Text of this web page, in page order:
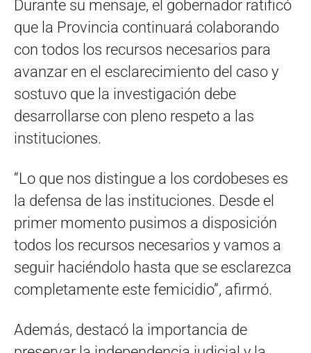
Durante su mensaje, el gobernador ratificó
que la Provincia continuará colaborando
con todos los recursos necesarios para
avanzar en el esclarecimiento del caso y
sostuvo que la investigación debe
desarrollarse con pleno respeto a las
instituciones.
“Lo que nos distingue a los cordobeses es
la defensa de las instituciones. Desde el
primer momento pusimos a disposición
todos los recursos necesarios y vamos a
seguir haciéndolo hasta que se esclarezca
completamente este femicidio”, afirmó.
Además, destacó la importancia de